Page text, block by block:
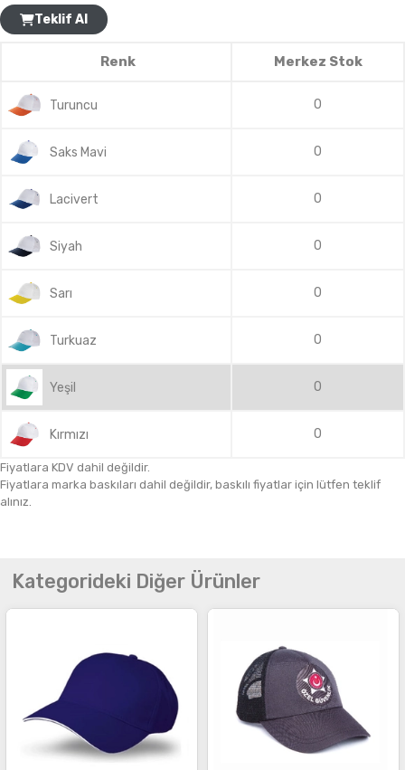
Teklif Al
Renk Merkez Stok
Turuncu 0
Saks Mavi 0
Lacivert 0
Siyah 0
Sarı 0
Turkuaz 0
Yeşil 0
Kırmızı 0
Fiyatlara KDV dahil değildir.
Fiyatlara marka baskıları dahil değildir, baskılı fiyatlar için lütfen teklif
alınız.
Kategorideki Diğer Ürünler
İncele İncele